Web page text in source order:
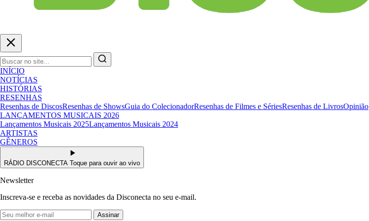
INÍCIO
NOTÍCIAS
HISTÓRIAS
RESENHAS
Resenhas de DiscosResenhas de ShowsGuia do ColecionadorResenhas de Filmes e SériesResenhas de LivrosOpinião
LANÇAMENTOS MUSICAIS 2026
Lançamentos Musicais 2025Lançamentos Musicais 2024
ARTISTAS
GÊNEROS
RÁDIO DISCONECTA Toque para ouvir ao vivo
Newsletter
Inscreva-se e receba as novidades da Disconecta no seu e-mail.
Assinar